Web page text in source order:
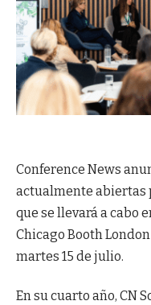
Conference News
actualmente abiertas
que se llevará a cabo
Chicago Booth
martes 15 de julio.
En su cuarto año, CN